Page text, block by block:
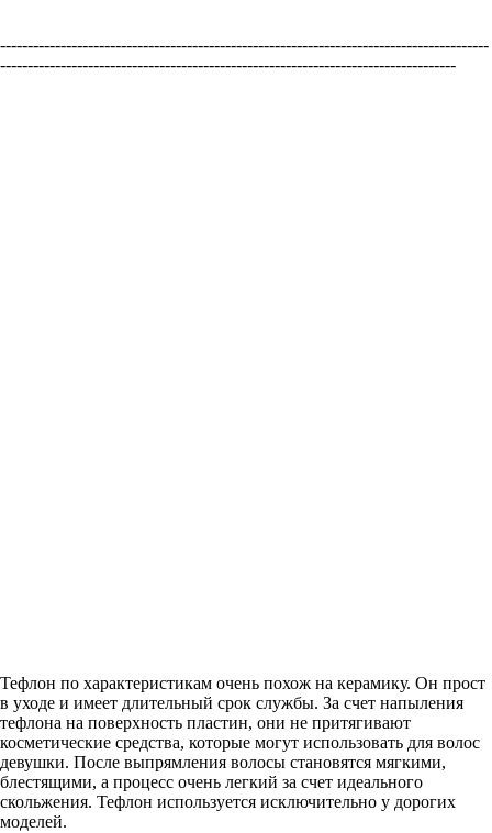
-----------------------------------------------------------------------------------------
-----------------------------------------------------------------------------------
Тефлон по характеристикам очень похож на керамику. Он прост
в уходе и имеет длительный срок службы. За счет напыления
тефлона на поверхность пластин, они не притягивают
косметические средства, которые могут использовать для волос
девушки. После выпрямления волосы становятся мягкими,
блестящими, а процесс очень легкий за счет идеального
скольжения. Тефлон используется исключительно у дорогих
моделей.